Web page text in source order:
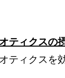
ティクスの
ティクスを